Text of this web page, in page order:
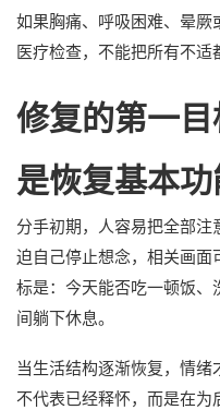
如果胸痛、呼吸困难、晕厥
医疗检查，不能把所有不适
修复的第一
是恢复基本功
分手初期，人容易把全部注
迫自己停止想念，相关画面
标是：今天能否吃一顿饭、
间躺下休息。
当生活结构逐渐恢复，情
不代表已经释怀，而是在为